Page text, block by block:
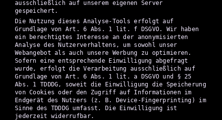
ausschließlich auf unserem eigenen Server
gespeichert.
Die Nutzung dieses Analyse-Tools erfolgt auf
Grundlage von Art. 6 Abs. 1 lit. f DSGVO. Wir haben
ein berechtigtes Interesse an der anonymisierten
Analyse des Nutzerverhaltens, um sowohl unser
Webangebot als auch unsere Werbung zu optimieren.
Sofern eine entsprechende Einwilligung abgefragt
wurde, erfolgt die Verarbeitung ausschließlich auf
Grundlage von Art. 6 Abs. 1 lit. a DSGVO und § 25
Abs. 1 TDDDG, soweit die Einwilligung die Speicherung
von Cookies oder den Zugriff auf Informationen im
Endgerät des Nutzers (z. B. Device-Fingerprinting) im
Sinne des TDDDG umfasst. Die Einwilligung ist
jederzeit widerrufbar.